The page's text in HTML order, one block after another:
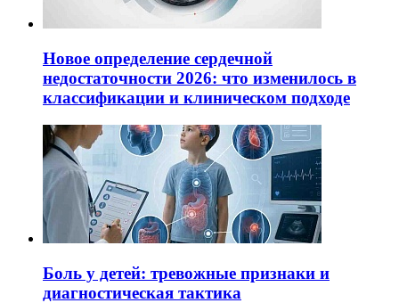
Новое определение сердечной
недостаточности 2026: что изменилось в
классификации и клиническом подходе
Боль у детей: тревожные признаки и
диагностическая тактика